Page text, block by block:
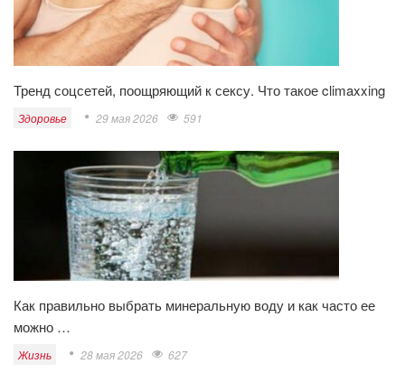
Тренд соцсетей, поощряющий к сексу. Что такое climaxxing
Здоровье 29 мая 2026 591
Как правильно выбрать минеральную воду и как часто ее
можно …
Жизнь 28 мая 2026 627